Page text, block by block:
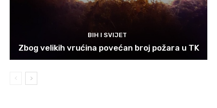
BIH I SVIJET
Zbog velikih vrućina povećan broj požara u TK